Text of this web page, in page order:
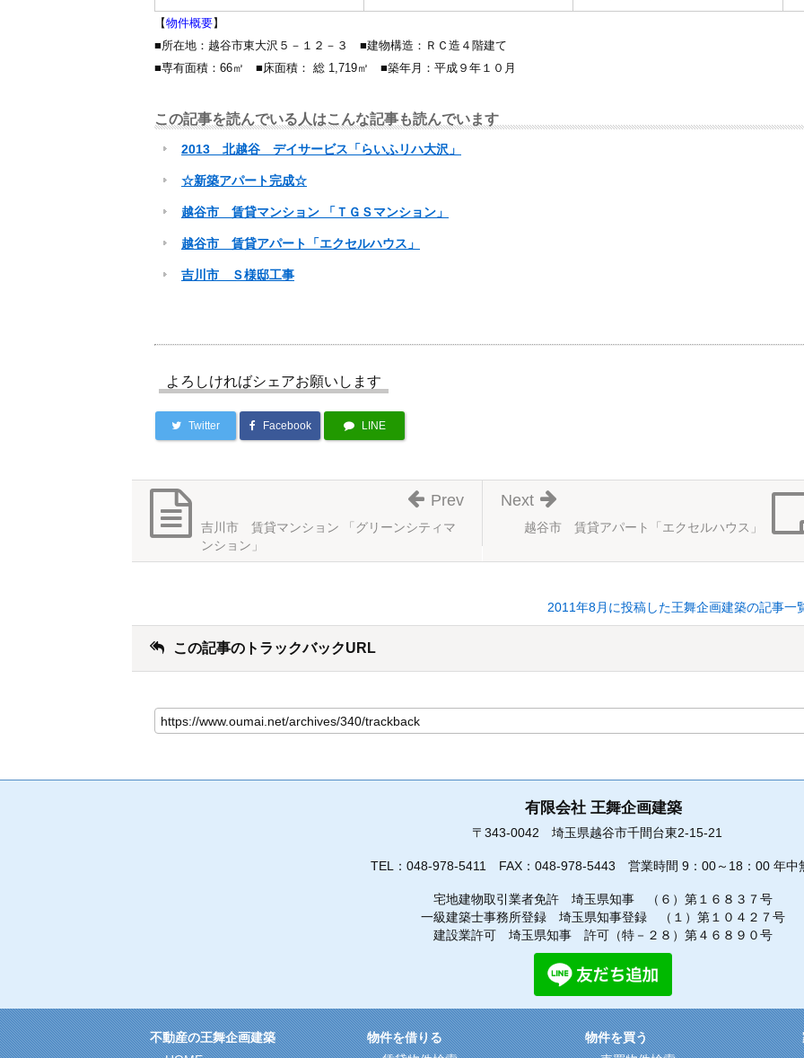
【物件概要】
■所在地：越谷市東大沢５－１２－３ ■建物構造：ＲＣ造４階建て
■専有面積：66㎡ ■床面積： 総 1,719㎡ ■築年月：平成９年１０月
この記事を読んでいる人はこんな記事も読んでいます
2013 北越谷 デイサービス「らいふリハ大沢」
☆新築アパート完成☆
越谷市 賃貸マンション 「ＴＧＳマンション」
越谷市 賃貸アパート「エクセルハウス」
吉川市 Ｓ様邸工事
よろしければシェアお願いします
Twitter Facebook LINE
越谷市 賃貸アパート「エクセルハウス」
Next
吉川市 賃貸マンション 「グリーンシティマ
ンション」
Prev
2011年8月に投稿した王舞企画建築の記事一
この記事のトラックバックURL
有限会社 王舞企画建築
〒343-0042 埼玉県越谷市千間台東2-15-21
TEL： 048-978-5411 FAX：048-978-5443 営業時間 9：00～18：00 年中
宅地建物取引業者免許 埼玉県知事 （６）第１６８３７号
一級建築士事務所登録 埼玉県知事登録 （１）第１０４２７号
建設業許可 埼玉県知事 許可（特－２８）第４６８９０号
不動産の王舞企画建築
物件を借りる
物件を買う